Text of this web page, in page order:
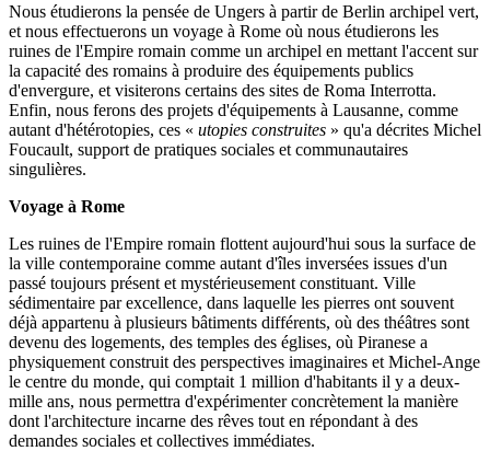
Nous étudierons la pensée de Ungers à partir de Berlin archipel vert,
et nous effectuerons un voyage à Rome où nous étudierons les
ruines de l'Empire romain comme un archipel en mettant l'accent sur
la capacité des romains à produire des équipements publics
d'envergure, et visiterons certains des sites de Roma Interrotta.
Enfin, nous ferons des projets d'équipements à Lausanne, comme
autant d'hétérotopies, ces « utopies construites » qu'a décrites Michel
Foucault, support de pratiques sociales et communautaires
singulières.
Voyage à Rome
Les ruines de l'Empire romain flottent aujourd'hui sous la surface de
la ville contemporaine comme autant d'îles inversées issues d'un
passé toujours présent et mystérieusement constituant. Ville
sédimentaire par excellence, dans laquelle les pierres ont souvent
déjà appartenu à plusieurs bâtiments différents, où des théâtres sont
devenu des logements, des temples des églises, où Piranese a
physiquement construit des perspectives imaginaires et Michel-Ange
le centre du monde, qui comptait 1 million d'habitants il y a deux-
mille ans, nous permettra d'expérimenter concrètement la manière
dont l'architecture incarne des rêves tout en répondant à des
demandes sociales et collectives immédiates.